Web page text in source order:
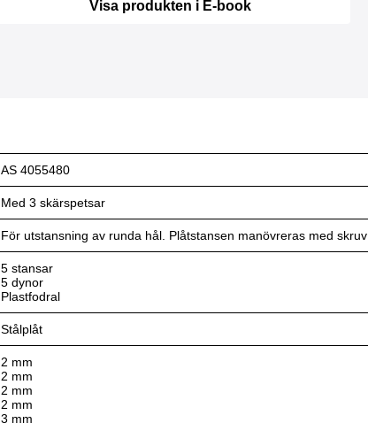
Visa produkten i E-book
AS 4055480
Med 3 skärspetsar
För utstansning av runda hål. Plåtstansen manövreras med
5 stansar
5 dynor
Plastfodral
Stålplåt
2 mm
2 mm
2 mm
2 mm
3 mm